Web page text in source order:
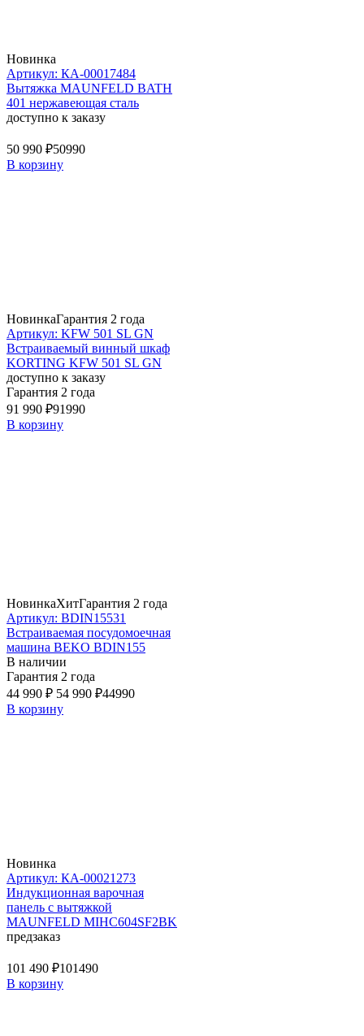
Новинка
Артикул: КА-00017484
Вытяжка MAUNFELD BATH
401 нержавеющая сталь
доступно к заказу
50 990 ₽50990
В корзину
НовинкаГарантия 2 года
Артикул: KFW 501 SL GN
Встраиваемый винный шкаф
KORTING KFW 501 SL GN
доступно к заказу
Гарантия 2 года
91 990 ₽91990
В корзину
НовинкаХитГарантия 2 года
Артикул: BDIN15531
Встраиваемая посудомоечная
машина BEKO BDIN155
В наличии
Гарантия 2 года
44 990 ₽ 54 990 ₽44990
В корзину
Новинка
Артикул: КА-00021273
Индукционная варочная
панель с вытяжкой
MAUNFELD MIHC604SF2BK
предзаказ
101 490 ₽101490
В корзину